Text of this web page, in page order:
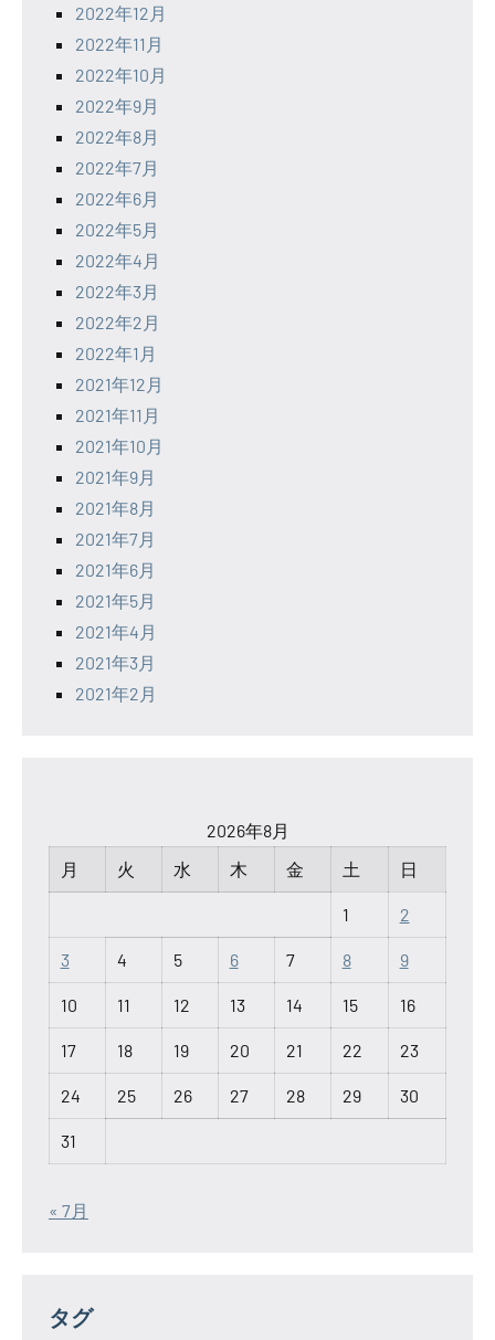
2022年12月
2022年11月
2022年10月
2022年9月
2022年8月
2022年7月
2022年6月
2022年5月
2022年4月
2022年3月
2022年2月
2022年1月
2021年12月
2021年11月
2021年10月
2021年9月
2021年8月
2021年7月
2021年6月
2021年5月
2021年4月
2021年3月
2021年2月
2026年8月
月
火 水 木 金 土 日
1 2
3 4 5 6 7 8 9
10 11 12 13 14 15 16
17 18 19 20 21 22 23
24 25 26 27 28 29 30
31
« 7月
タグ